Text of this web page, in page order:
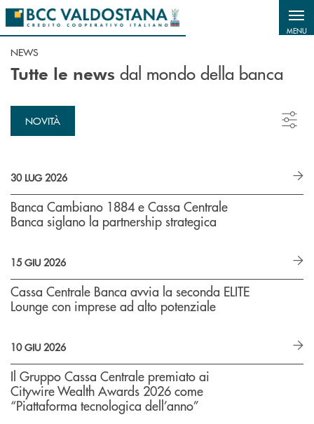
Salta al contenuto principale
MENU
NEWS
Tutte le news dal mondo della banca
NOVITÀ
30 LUG 2026
Banca Cambiano 1884 e Cassa Centrale
Banca siglano la partnership strategica
15 GIU 2026
Cassa Centrale Banca avvia la seconda ELITE
Lounge con imprese ad alto potenziale
10 GIU 2026
Il Gruppo Cassa Centrale premiato ai
Citywire Wealth Awards 2026 come
“Piattaforma tecnologica dell’anno”